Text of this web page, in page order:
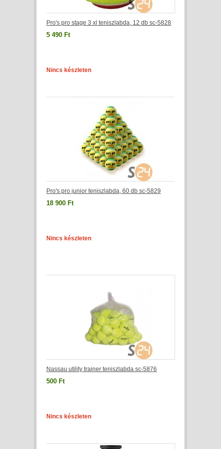
Pro's pro stage 3 xl teniszlabda, 12 db sc-5828
5 490 Ft
Nincs készleten
Pro's pro junior teniszlabda, 60 db sc-5829
18 900 Ft
Nincs készleten
Nassau utility trainer teniszlabda sc-5876
500 Ft
Nincs készleten